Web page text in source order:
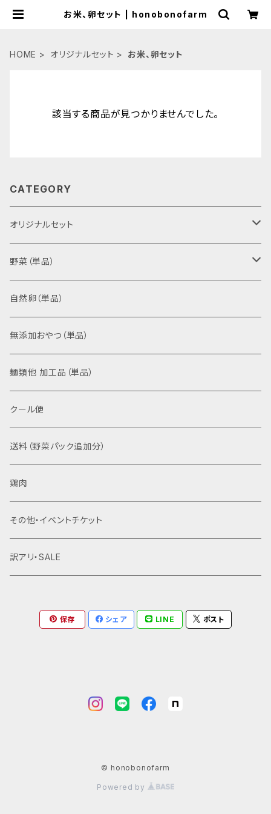
お米、卵セット | honobonofarm
HOME オリジナルセット お米、卵セット
該当する商品が見つかりませんでした。
CATEGORY
オリジナルセット
野菜、卵セット
加工品セット
お米、野菜、卵セット
苗セット
お米、卵セット
野菜（単品）
根菜こんさい、いつもの根菜
自然卵（単品）
無添加おやつ（単品）
麺類他 加工品（単品）
クール便
送料（野菜パック追加分）
鶏肉
その他・イベントチケット
訳アリ・SALE
保存 シェア LINE ポスト
© honobonofarm
Powered by